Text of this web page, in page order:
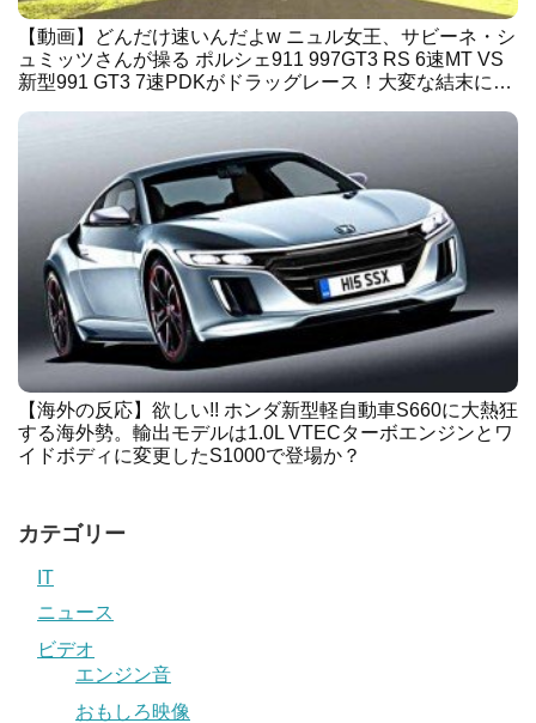
【動画】どんだけ速いんだよw ニュル女王、サビーネ・シ
ュミッツさんが操る ポルシェ911 997GT3 RS 6速MT VS
新型991 GT3 7速PDKがドラッグレース！大変な結末に…
【海外の反応】欲しい!! ホンダ新型軽自動車S660に大熱狂
する海外勢。輸出モデルは1.0L VTECターボエンジンとワ
イドボディに変更したS1000で登場か？
カテゴリー
IT
ニュース
ビデオ
エンジン音
おもしろ映像